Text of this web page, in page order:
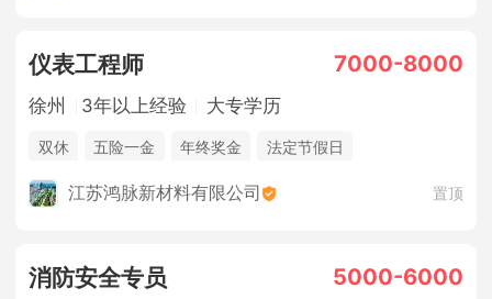
仪表工程师 7000-8000
徐州 3年以上经验 大专学历
双休 五险一金 年终奖金 法定节假日
江苏鸿脉新材料有限公司 置顶
消防安全专员 5000-6000